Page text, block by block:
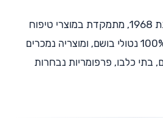
קליניק, הפועלת מאז שנת 1968, מתמקדת במוצרי טיפוח
ואיפור היפואלרגניים, ו-100% נטולי בושם, ומוצריה נמכרים
כלבו, פרפומריות נבחרות